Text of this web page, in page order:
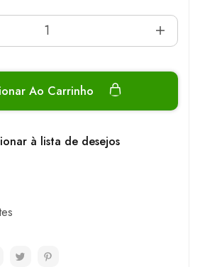
Ao Carrinho
à lista de desejos